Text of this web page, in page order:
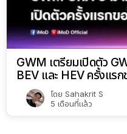
GWM เตรียมเปิดตัว
BEV และ HEV ครั้งแร
โดย Sahakrit S
5 เดือนที่แล้ว